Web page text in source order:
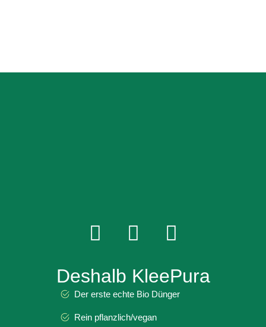
Deshalb KleePura
Der erste echte Bio Dünger
Rein pflanzlich/vegan